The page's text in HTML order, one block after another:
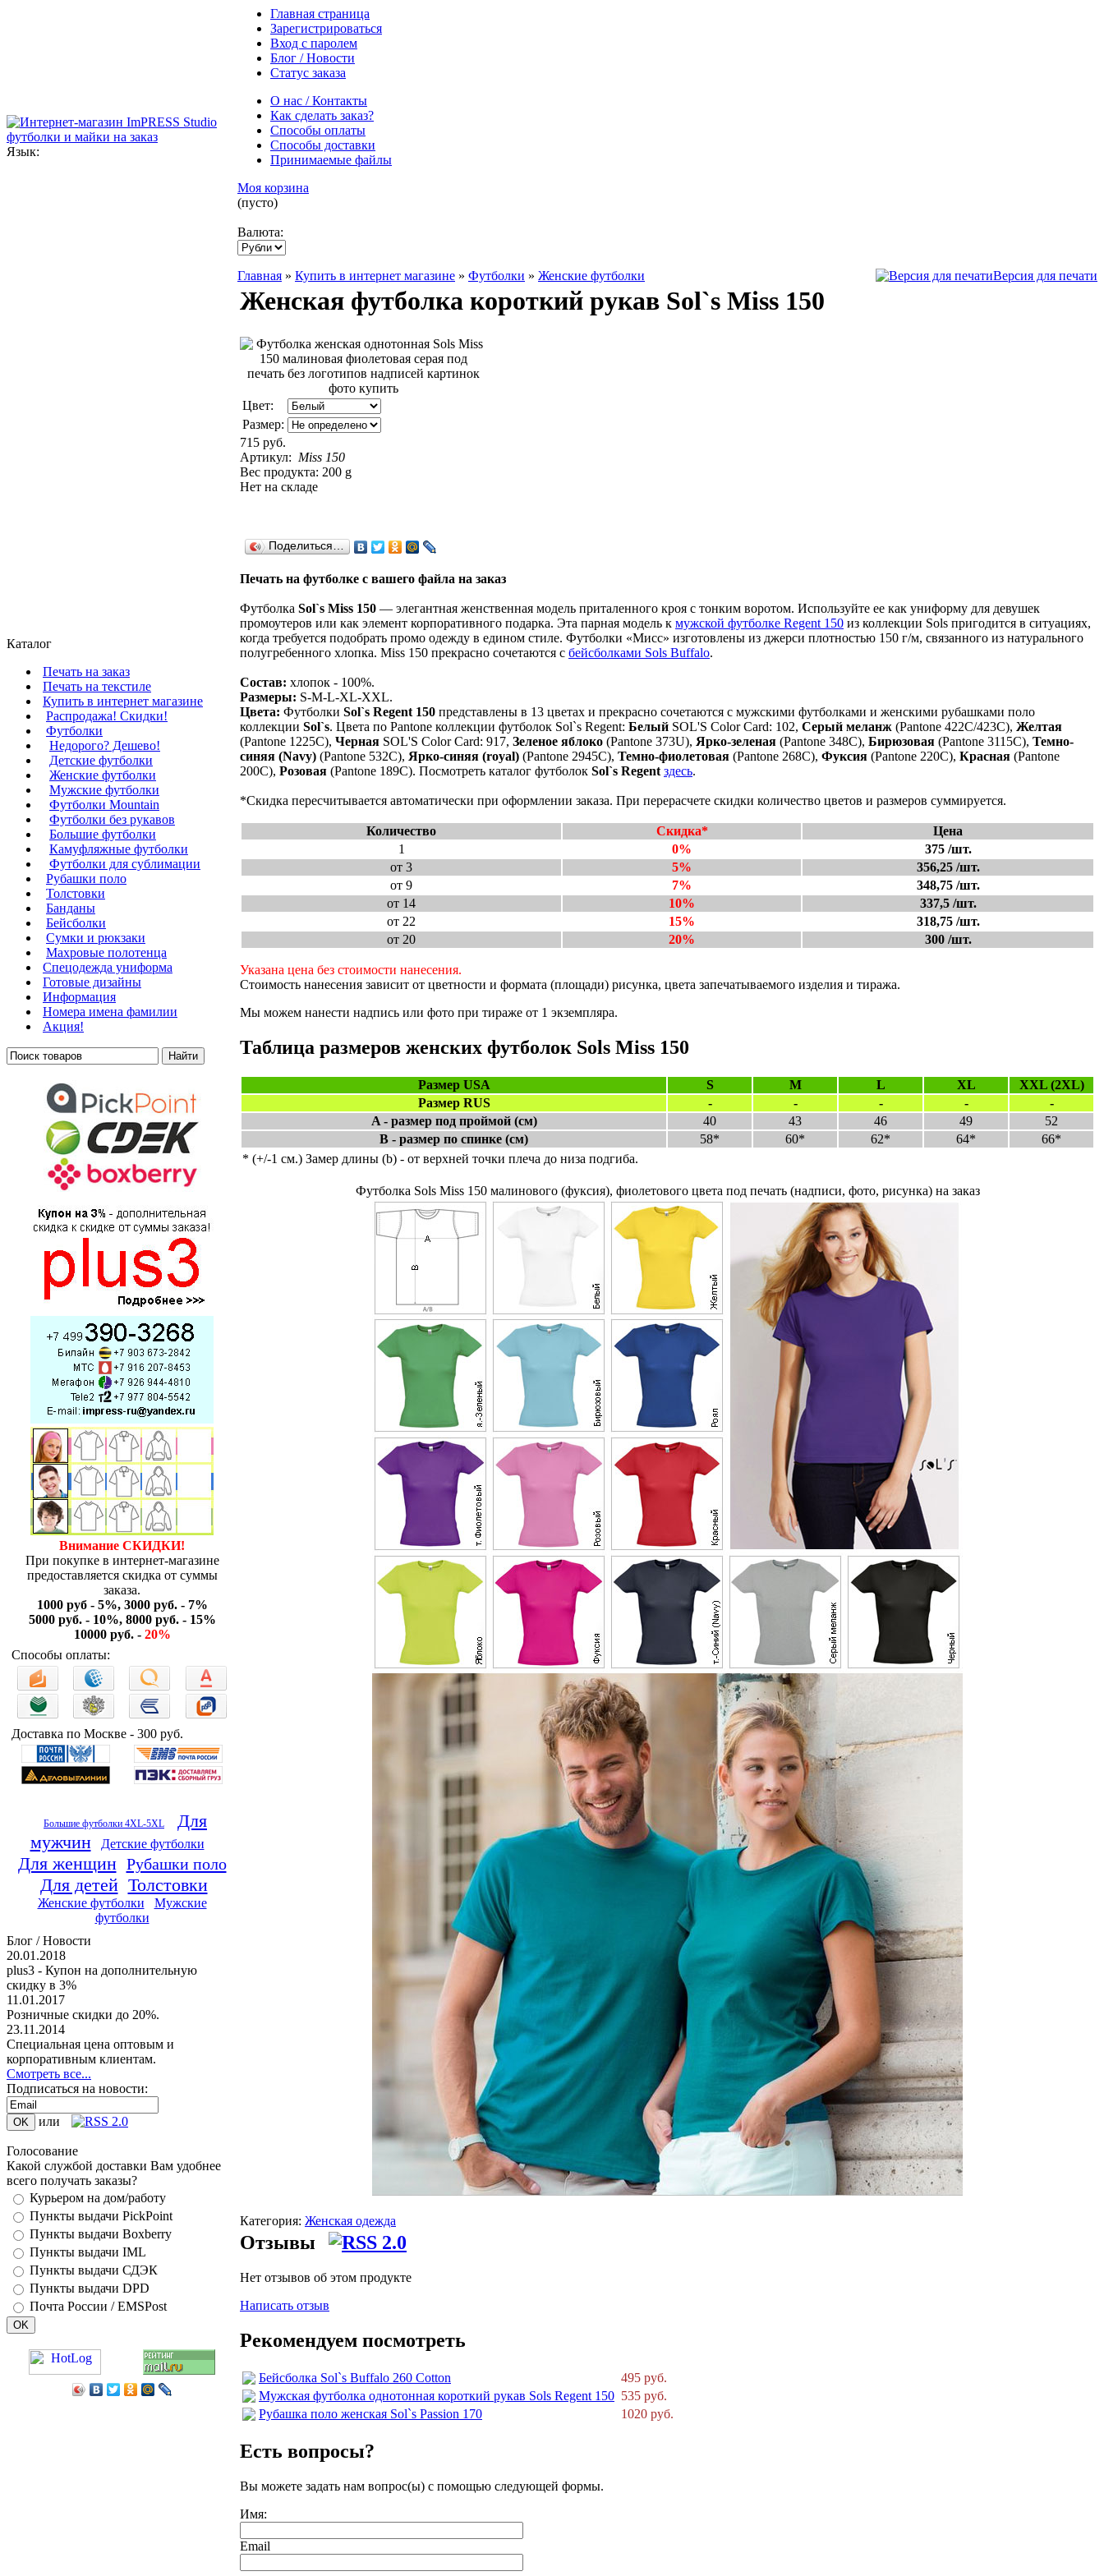
Язык:
Главная страница
Зарегистрироваться
Вход с паролем
Блог / Новости
Статус заказа
О нас / Контакты
Как сделать заказ?
Способы оплаты
Способы доставки
Принимаемые файлы
Моя корзина
(пусто)
Валюта:
Каталог
Печать на заказ
Печать на текстиле
Купить в интернет магазине
Распродажа! Скидки!
Футболки
Недорого? Дешево!
Детские футболки
Женские футболки
Мужские футболки
Футболки Mountain
Футболки без рукавов
Большие футболки
Камуфляжные футболки
Футболки для сублимации
Рубашки поло
Толстовки
Банданы
Бейсболки
Сумки и рюкзаки
Махровые полотенца
Cпецодежда униформа
Готовые дизайны
Информация
Номера имена фамилии
Акция!
Внимание СКИДКИ!
При покупке в интернет-магазине
предоставляется скидка от суммы
заказа.
1000 руб - 5%, 3000 руб. - 7%
5000 руб. - 10%, 8000 руб. - 15%
10000 руб. - 20%
Способы оплаты:
Доставка по Москве - 300 руб.
Большие футболки 4XL-5XL
Для
мужчин
Детские футболки
Для женщин Рубашки поло
Для детей Толстовки
Женские футболки
Мужские
футболки
Блог / Новости
20.01.2018
plus3 - Купон на дополнительную
скидку в 3%
11.01.2017
Розничные скидки до 20%.
23.11.2014
Специальная цена оптовым и
корпоративным клиентам.
Смотреть все...
Подписаться на новости:
или
Голосование
Какой службой доставки Вам удобнее
всего получать заказы?
Курьером на дом/работу
Пункты выдачи PickPoint
Пункты выдачи Boxberry
Пункты выдачи IML
Пункты выдачи СДЭК
Пункты выдачи DPD
Почта России / EMSPost
Главная » Купить в интернет магазине » Футболки » Женские футболки Версия для печати
Женская футболка короткий рукав Sol`s Miss 150
Цвет:
Размер:
715 руб.
Артикул: Miss 150
Вес продукта: 200 g
Нет на складе
Поделиться…
Печать на футболке с вашего файла на заказ
Футболка Sol`s Miss 150 — элегантная женственная модель приталенного кроя с тонким воротом. Используйте ее как униформу для девушек
промоутеров или как элемент корпоративного подарка. Эта парная модель к мужской футболке Regent 150 из коллекции Sols пригодится в ситуациях,
когда требуется подобрать промо одежду в едином стиле. Футболки «Мисс» изготовлены из джерси плотностью 150 г/м, связанного из натурального
полугребенного хлопка. Miss 150 прекрасно сочетаются с бейсболками Sols Buffalo.
Состав: хлопок - 100%.
Размеры: S-M-L-XL-XXL.
Цвета: Футболки Sol`s Regent 150 представлены в 13 цветах и прекрасно сочетаются с мужскими футболками и женскими рубашками поло
коллекции Sol`s. Цвета по Pantone коллекции футболок Sol`s Regent: Белый SOL'S Color Card: 102, Серый меланж (Pantone 422C/423C), Желтая
(Pantone 1225C), Черная SOL'S Color Card: 917, Зеленое яблоко (Pantone 373U), Ярко-зеленая (Pantone 348C), Бирюзовая (Pantone 3115C), Темно-
синяя (Navy) (Pantone 532C), Ярко-синяя (royal) (Pantone 2945C), Темно-фиолетовая (Pantone 268C), Фуксия (Pantone 220C), Красная (Pantone
200C), Розовая (Pantone 189C). Посмотреть каталог футболок Sol`s Regent здесь.
*Скидка пересчитывается автоматически при оформлении заказа. При перерасчете скидки количество цветов и размеров суммируется.
Количество Скидка*
Цена
1
0%
375 /шт.
от 3
5%
356,25 /шт.
от 9
7%
348,75 /шт.
от 14
10%
337,5 /шт.
от 22
15%
318,75 /шт.
от 20
20% 300 /шт.
Указана цена без стоимости нанесения.
Стоимость нанесения зависит от цветности и формата (площади) рисунка, цвета запечатываемого изделия и тиража.
Мы можем нанести надпись или фото при тираже от 1 экземпляра.
Таблица размеров женских футболок Sols Miss 150
Размер USA S M L XL
XXL (2XL)
Размер RUS
- - - -
-
A - размер под проймой (см)
40 43 46 49
52
B - размер по спинке (см)
58* 60* 62* 64*
66*
* (+/-1 см.) Замер длины (b) - от верхней точки плеча до низа подгиба.
Футболка Sols Miss 150 малинового (фуксия), фиолетового цвета под печать (надписи, фото, рисунка) на заказ
Категория: Женская одежда
Отзывы
Нет отзывов об этом продукте
Написать отзыв
Рекомендуем посмотреть
Бейсболка Sol`s Buffalo 260 Cotton
495 руб.
Мужская футболка однотонная короткий рукав Sols Regent 150 535 руб.
Рубашка поло женская Sol`s Passion 170
1020 руб.
Есть вопросы?
Вы можете задать нам вопрос(ы) с помощью следующей формы.
Имя:
Email